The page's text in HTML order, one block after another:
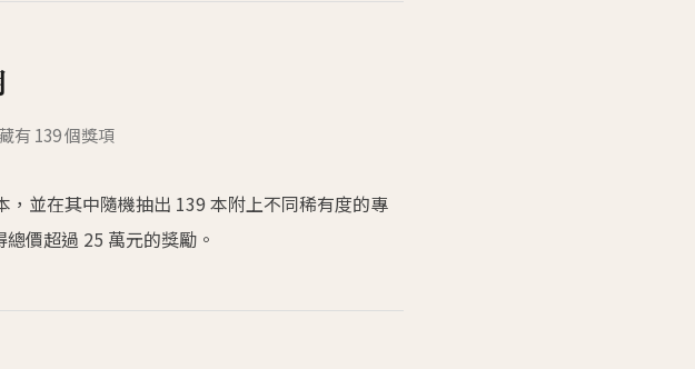
有 139 個獎項
並在其中隨機抽出 139 本附上不同稀有度的專
價超過 25 萬元的獎勵。